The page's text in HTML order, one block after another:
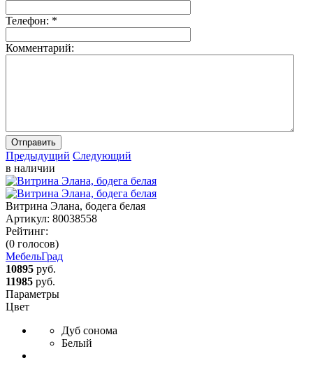
Телефон: *
Комментарий:
Отправить
Предыдущий Следующий
в наличии
Витрина Элана, бодега белая
Артикул: 80038558
Рейтинг:
(0 голосов)
МебельГрад
10895 руб.
11985 руб.
Параметры
Цвет
Дуб сонома
Белый